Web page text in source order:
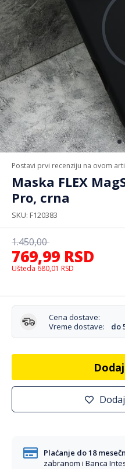
Postavi prvi recenziju na ovom
Maska FLEX
Pro, crna
SKU F120383
769,99 RSD
1.450,00
Ušteda 680,01 RSD
Cena dostave:
Vreme dostave:
do
Plaćanje do 18
zabranom i Banca